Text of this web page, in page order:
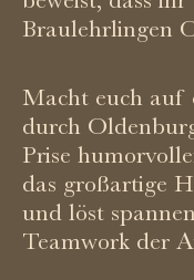
Braulehrlingen
Macht euch auf
durch
Prise
das großartige
und löst
Teamwork der